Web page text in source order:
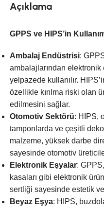
Açıklama
GPPS ve HIPS’in
Ambalaj Endüstrisi:
ambalajlarından
yelpazede kullanılır.
özellikle kırılma riski olan
edilmesini sağlar.
Otomotiv Sektörü: HIPS,
tamponlarda ve çeşitli
malzeme, yüksek darbe
sayesinde otomotiv
Elektronik Eşyalar:
kasaları gibi elektronik
sertliği sayesinde estetik
Beyaz Eşya: HIPS,